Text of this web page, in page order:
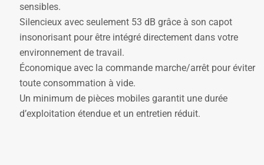
sensibles.
Silencieux avec seulement 53 dB grâce à son capot
insonorisant pour être intégré directement dans votre
environnement de travail.
Économique avec la commande marche/arrêt pour éviter
toute consommation à vide.
Un minimum de pièces mobiles garantit une durée
d’exploitation étendue et un entretien réduit.